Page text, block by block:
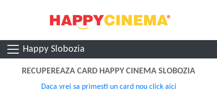
Happy Slobozia
RECUPEREAZA CARD HAPPY CINEMA SLOBOZIA
Daca vrei sa primesti un card nou click aici